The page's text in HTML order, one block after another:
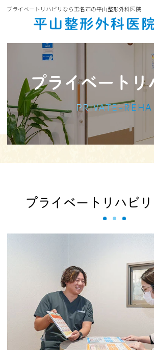
プライベートリハビリなら玉名市の平山整形外科医院
プライベートリ
PRIVATE-REHA
プライベートリハビ